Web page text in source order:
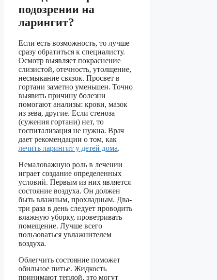
подозрении на
ларингит?
Если есть возможность, то лучше
сразу обратиться к специалисту.
Осмотр выявляет покраснение
слизистой, отечность, утолщение,
несмыкание связок. Просвет в
гортани заметно уменьшен. Точно
выявить причину болезни
помогают анализы: крови, мазок
из зева, другие. Если стеноза
(сужения гортани) нет, то
госпитализация не нужна. Врач
дает рекомендации о том, как
лечить ларингит у детей дома.
Немаловажную роль в лечении
играет создание определенных
условий. Первым из них является
состояние воздуха. Он должен
быть влажным, прохладным. Два-
три раза в день следует проводить
влажную уборку, проветривать
помещение. Лучше всего
пользоваться увлажнителем
воздуха.
Облегчить состояние поможет
обильное питье. Жидкость
принимают теплой, это могут